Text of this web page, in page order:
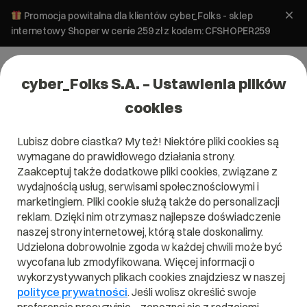
Promocja powitalna dla klientów cyber_Folks - sklep
internetowy Shoper w cenie 259 zł z kodem: CFSHOPER259
#seo
cyber_Folks S.A. – Ustawienia plików
cookies
Lubisz dobre ciastka? My też! Niektóre pliki cookies są
wymagane do prawidłowego działania strony.
Zaakceptuj także dodatkowe pliki cookies, związane z
wydajnością usług, serwisami społecznościowymi i
marketingiem. Pliki cookie służą także do personalizacji
reklam. Dzięki nim otrzymasz najlepsze doświadczenie
naszej strony internetowej, którą stale doskonalimy.
Udzielona dobrowolnie zgoda w każdej chwili może być
wycofana lub zmodyfikowana. Więcej informacji o
wykorzystywanych plikach cookies znajdziesz w naszej
polityce prywatności. Jeśli wolisz określić swoje